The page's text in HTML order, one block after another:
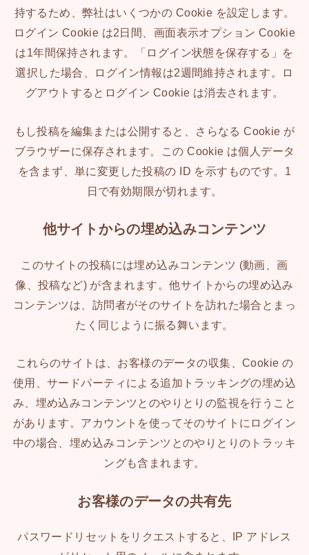
持するため、弊社はいくつかの Cookie を設定します。
ログイン Cookie は2日間、画面表示オプション Cookie
は1年間保持されます。「ログイン状態を保存する」を
選択した場合、ログイン情報は2週間維持されます。ロ
グアウトするとログイン Cookie は消去されます。
もし投稿を編集または公開すると、さらなる Cookie が
ブラウザーに保存されます。この Cookie は個人データ
を含まず、単に変更した投稿の ID を示すものです。1
日で有効期限が切れます。
他サイトからの埋め込みコンテンツ
このサイトの投稿には埋め込みコンテンツ (動画、画
像、投稿など) が含まれます。他サイトからの埋め込み
コンテンツは、訪問者がそのサイトを訪れた場合とまっ
たく同じように振る舞います。
これらのサイトは、お客様のデータの収集、Cookie の
使用、サードパーティによる追加トラッキングの埋め込
み、埋め込みコンテンツとのやりとりの監視を行うこと
があります。アカウントを使ってそのサイトにログイン
中の場合、埋め込みコンテンツとのやりとりのトラッキ
ングも含まれます。
お客様のデータの共有先
パスワードリセットをリクエストすると、IP アドレス